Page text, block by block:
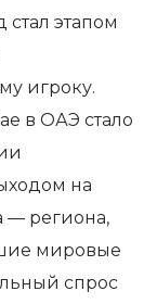
этапом
игроку.
в ОАЭ стало
на
— региона,
мировые
спрос